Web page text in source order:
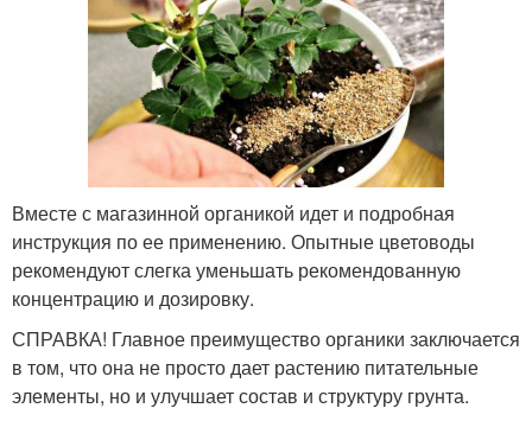
Вместе с магазинной органикой идет и подробная
инструкция по ее применению. Опытные цветоводы
рекомендуют слегка уменьшать рекомендованную
концентрацию и дозировку.
СПРАВКА! Главное преимущество органики заключается
в том, что она не просто дает растению питательные
элементы, но и улучшает состав и структуру грунта.